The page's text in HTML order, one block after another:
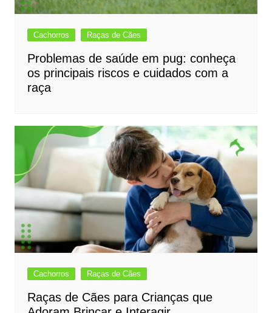
Cachorros Raças de Cães
Problemas de saúde em pug: conheça
os principais riscos e cuidados com a
raça
Cachorros Raças de Cães
Raças de Cães para Crianças que